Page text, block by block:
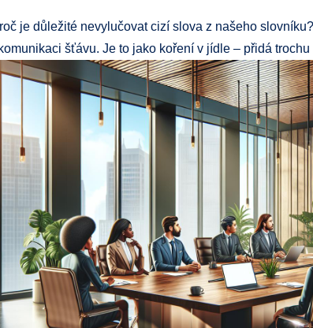
je důležité nevylučovat cizí slova z našeho
šťávu. Je to jako koření v jídle – přidá trochu